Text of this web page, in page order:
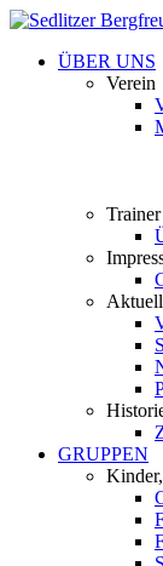
ÜBER UNS
Verein
GRUPPEN